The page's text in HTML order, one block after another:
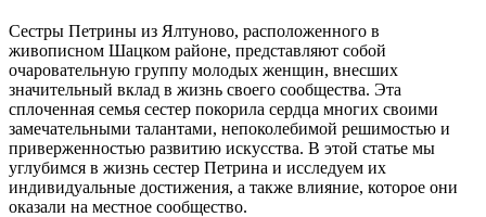
Сестры Петрины из Ялтуново, расположенного в
живописном Шацком районе, представляют собой
очаровательную группу молодых женщин, внесших
значительный вклад в жизнь своего сообщества. Эта
сплоченная семья сестер покорила сердца многих своими
замечательными талантами, непоколебимой решимостью и
приверженностью развитию искусства. В этой статье мы
углубимся в жизнь сестер Петрина и исследуем их
индивидуальные достижения, а также влияние, которое они
оказали на местное сообщество.